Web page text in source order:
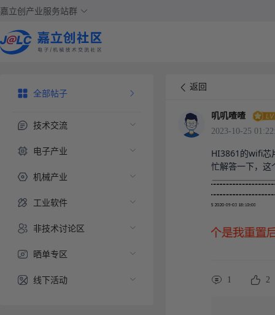
嘉立创产业服务站群
全部帖子
技术交流
电子产业
机械产业
工业软件
非技术讨论区
晒单专区
线下活动
返回
叽叽喳喳
2023-10-25
HI3861的wifi芯
忙解答一下，
1 2